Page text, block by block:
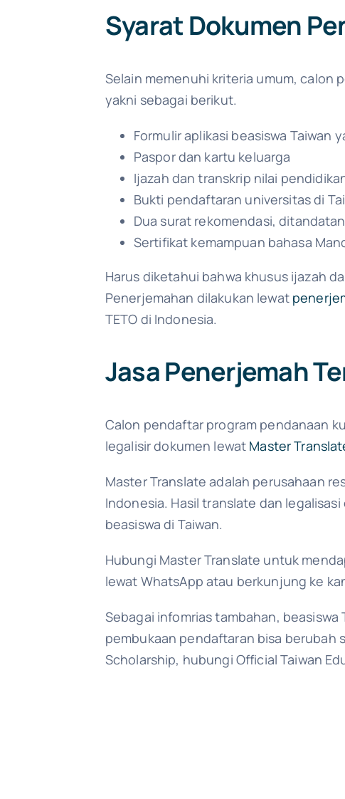
Syarat Dokumen
Selain memenuhi kriteria umum, calon
yakni sebagai berikut.
Formulir aplikasi beasiswa
Paspor dan kartu keluarga
Ijazah dan transkrip nilai
Bukti pendaftaran universitas di
Dua surat rekomendasi,
Sertifikat kemampuan bahasa
Harus diketahui bahwa khusus ijazah
Penerjemahan dilakukan lewat
TETO di Indonesia.
Jasa Penerjemah
Calon pendaftar program pendanaan
legalisir dokumen lewat Master
Master Translate adalah perusahaan
Indonesia. Hasil translate dan
beasiswa di Taiwan.
Hubungi Master Translate untuk
lewat WhatsApp atau berkunjung ke
Sebagai infomrias tambahan,
pembukaan pendaftaran bisa berubah
Scholarship, hubungi Official Taiwan